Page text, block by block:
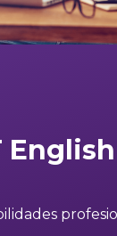
English